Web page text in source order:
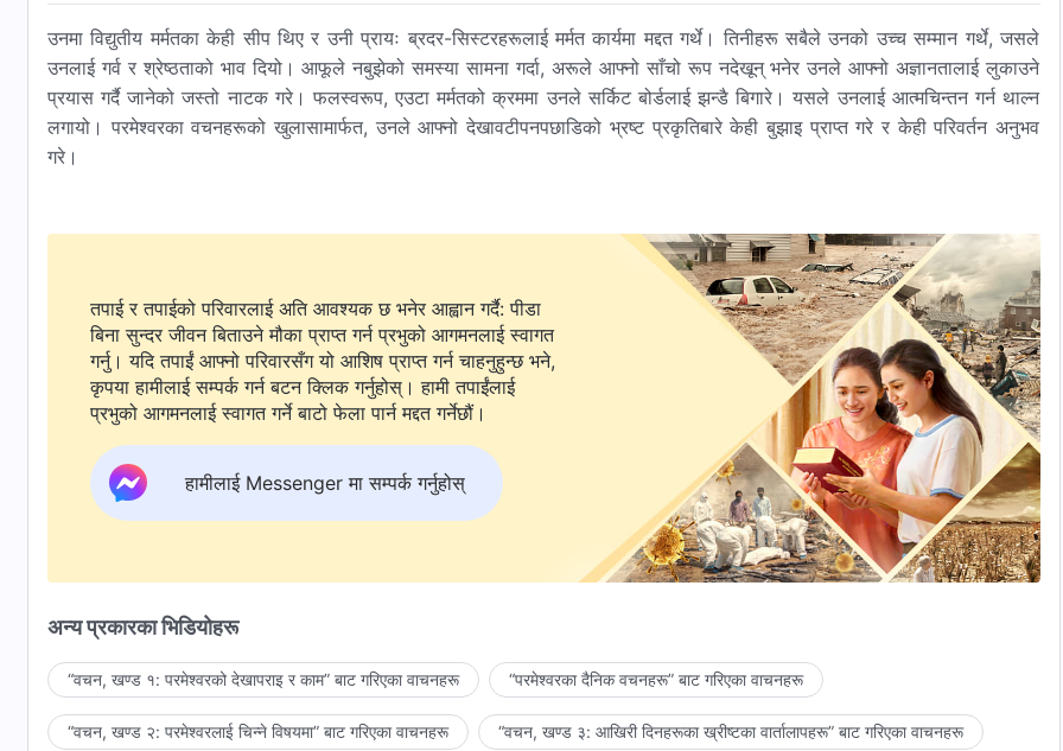
उनमा विद्युतीय मर्मतका केही सीप थिए र उनी प्रायः ब्रदर-सिस्टरहरूलाई मर्मत कार्यमा मद्दत गर्थे। तिनीहरू सबैले उनको उच्च सम्मान गर्थे, जसले
उनलाई गर्व र श्रेष्ठताको भाव दियो। आफूले नबुझेको समस्या सामना गर्दा, अरूले आफ्नो साँचो रूप नदेखून् भनेर उनले आफ्नो अज्ञानतालाई लुकाउने
प्रयास गर्दै जानेको जस्तो नाटक गरे। फलस्वरूप, एउटा मर्मतको क्रममा उनले सर्किट बोर्डलाई झन्डै बिगारे। यसले उनलाई आत्मचिन्तन गर्न थाल्न
लगायो। परमेश्‍वरका वचनहरूको खुलासामार्फत, उनले आफ्नो देखावटीपनपछाडिको भ्रष्ट प्रकृतिबारे केही बुझाइ प्राप्त गरे र केही परिवर्तन अनुभव
गरे।
तपाई र तपाईको परिवारलाई अति आवश्यक छ भनेर आह्वान गर्दै: पीडा
बिना सुन्दर जीवन बिताउने मौका प्राप्त गर्न प्रभुको आगमनलाई स्वागत
गर्नु। यदि तपाईं आफ्नो परिवारसँग यो आशिष प्राप्त गर्न चाहनुहुन्छ भने,
कृपया हामीलाई सम्पर्क गर्न बटन क्लिक गर्नुहोस्। हामी तपाईंलाई
प्रभुको आगमनलाई स्वागत गर्ने बाटो फेला पार्न मद्दत गर्नेछौं।
हामीलाई Messenger मा सम्पर्क गर्नुहोस्
अन्य प्रकारका भिडियोहरू
“वचन, खण्ड १: परमेश्‍वरको देखापराइ र काम” बाट गरिएका वाचनहरू “परमेश्‍वरका दैनिक वचनहरू” बाट गरिएका वाचनहरू
“वचन, खण्ड २: परमेश्‍वरलाई चिन्‍ने विषयमा” बाट गरिएका वाचनहरू “वचन, खण्ड ३: आखिरी दिनहरूका ख्रीष्टका वार्तालापहरू” बाट गरिएका वाचनहरू